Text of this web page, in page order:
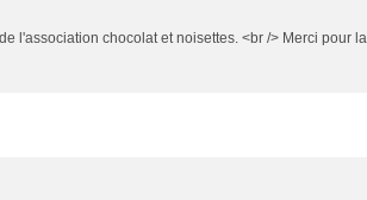
l'association chocolat et noisettes. <br /> Merci pour la